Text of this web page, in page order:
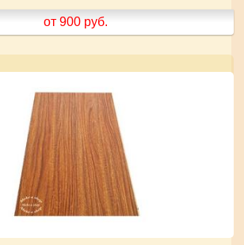
от 900 руб.